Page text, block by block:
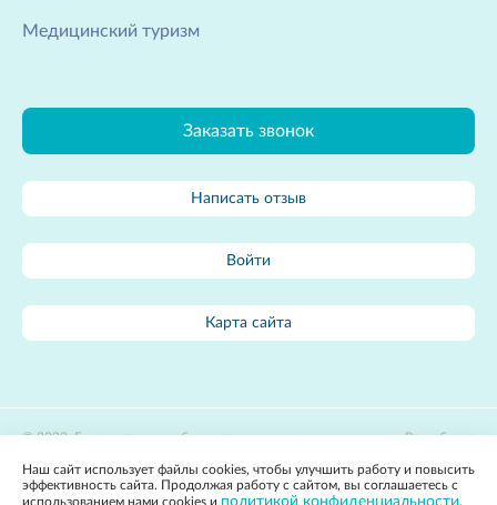
Медицинский туризм
Заказать звонок
Написать отзыв
Войти
Карта сайта
2022, Государственное бюджетное учреждение
лечебной физкультуры и спортивной медицины»
Политика конфиденциальности
Разработка
Apricode
Наш сайт использует файлы cookies, чтобы улучшить работу и повысить
эффективность сайта. Продолжая работу с сайтом, вы соглашаетесь с
использованием нами cookies и политикой конфиденциальности.